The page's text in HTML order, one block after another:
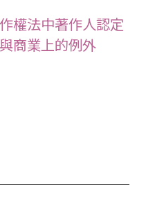
權法中著作人認定
商業上的例外